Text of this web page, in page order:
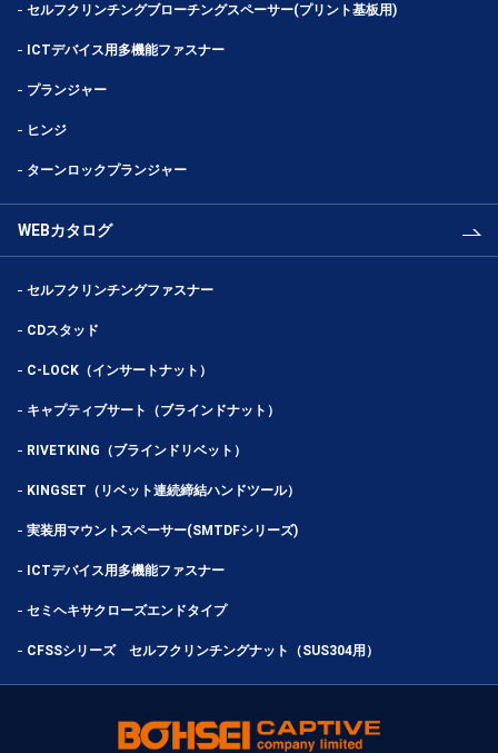
セルフクリンチングブローチングスペーサー(プリント基板用)
ICTデバイス用多機能ファスナー
プランジャー
ヒンジ
ターンロックプランジャー
WEBカタログ
セルフクリンチングファスナー
CDスタッド
C-LOCK（インサートナット）
キャプティブサート（ブラインドナット）
RIVETKING（ブラインドリベット）
KINGSET（リベット連続締結ハンドツール）
実装用マウントスペーサー(SMTDFシリーズ)
ICTデバイス用多機能ファスナー
セミヘキサクローズエンドタイプ
CFSSシリーズ セルフクリンチングナット（SUS304用）